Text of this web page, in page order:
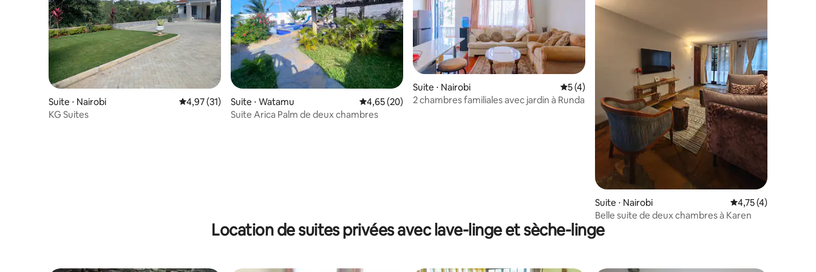
Suite ⋅ Nairobi Évaluation moyenne sur la base de 31 commentaires : 4,97 sur 5
4,97 (31)
KG Suites
Suite ⋅ Watamu Évaluation moyenne sur la base de 20 commentaires : 4,65 sur 5
4,65 (20)
Suite Arica Palm de deux chambres
Suite ⋅ Nairobi Évaluation moyenne sur la base de 4 commentaires : 5 sur 5
5 (4)
2 chambres familiales avec jardin à Runda
Suite ⋅ Nairobi Évaluation
4,75 (4)
Belle suite de deux chambres à Karen
Location de suites privées avec lave-linge et sèche-linge